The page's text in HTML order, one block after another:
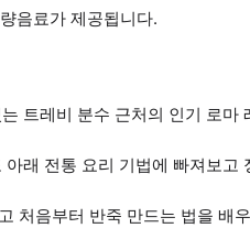
음료가 제공됩니다.
트레비 분수 근처의 인기 로
아래 전통 요리 기법에 빠져보고
처음부터 반죽 만드는 법을 배